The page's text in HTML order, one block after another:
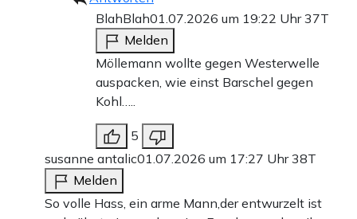
BlahBlah01.07.2026 um 19:22 Uhr37T
Melden
Möllemann wollte gegen Westerwelle
auspacken, wie einst Barschel gegen
Kohl…..
5
susanne antalic01.07.2026 um 17:27 Uhr38T
Melden
So volle Hass, ein arme Mann,der entwurzelt ist